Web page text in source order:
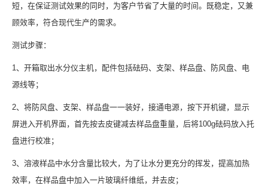
短，在保证测试效果的同时，为客户节省了大量的时间。既稳定，又兼
顾效率，符合现代生产的需求。
测试步骤：
1、开箱取出水分仪主机，配件包括砝码、支架、样品盘、防风盘、电
源线等；
2、将防风盘、支架、样品盘一一装好，接通电源，按下开机键，显示
屏进入开机界面，首先按去皮键减去样品盘重量，后将100g砝码放入托
盘进行校准；
3、溶液样品中水分含量比较大，为了让水分更充分的挥发，提高加热
效率，在样品盘中加入一片玻璃纤维纸，并去皮；